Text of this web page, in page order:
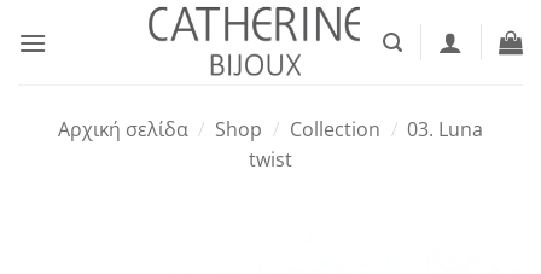
στο
Αρχική σελίδα / Shop / Collection / 03. Luna
twist